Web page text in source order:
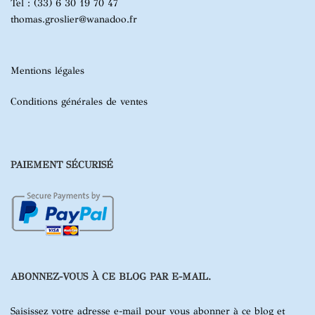
Tel : (33) 6 30 19 70 47
thomas.groslier@wanadoo.fr
Mentions légales
Conditions générales de ventes
PAIEMENT SÉCURISÉ
ABONNEZ-VOUS À CE BLOG PAR E-MAIL.
Saisissez votre adresse e-mail pour vous abonner à ce blog et